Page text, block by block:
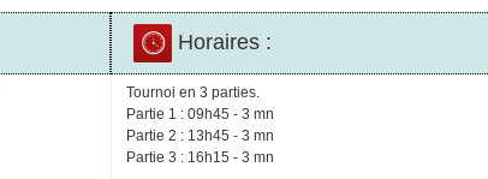
Horaires :
Tournoi en 3 parties.
Partie 1 : 09h45 - 3 mn
Partie 2 : 13h45 - 3 mn
Partie 3 : 16h15 - 3 mn